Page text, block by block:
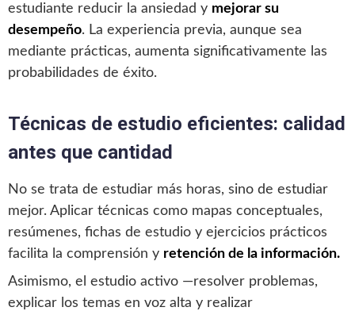
estudiante reducir la ansiedad y mejorar su
desempeño. La experiencia previa, aunque sea
mediante prácticas, aumenta significativamente las
probabilidades de éxito.
Técnicas de estudio eficientes: calidad
antes que cantidad
No se trata de estudiar más horas, sino de estudiar
mejor. Aplicar técnicas como mapas conceptuales,
resúmenes, fichas de estudio y ejercicios prácticos
facilita la comprensión y retención de la información.
Asimismo, el estudio activo —resolver problemas,
explicar los temas en voz alta y realizar